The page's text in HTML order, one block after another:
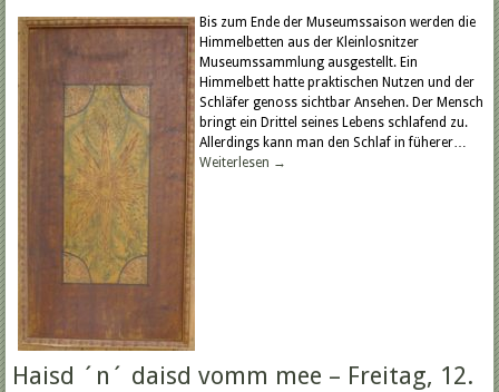
Bis zum Ende der Museumssaison werden die
Himmelbetten aus der Kleinlosnitzer
Museumssammlung ausgestellt. Ein
Himmelbett hatte praktischen Nutzen und der
Schläfer genoss sichtbar Ansehen. Der Mensch
bringt ein Drittel seines Lebens schlafend zu.
Allerdings kann man den Schlaf in füherer…
Weiterlesen →
Haisd ´n´ daisd vomm mee – Freitag, 12.